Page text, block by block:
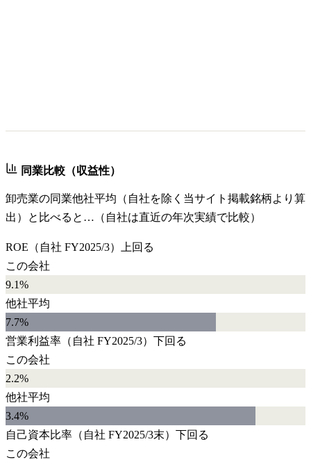
同業比較（収益性）
卸売業の同業他社平均（自社を除く当サイト掲載銘柄より算
出）と比べると…（自社は直近の年次実績で比較）
ROE （自社 FY2025/3）
上回る
この会社
9.1%
他社平均
7.7%
営業利益率 （自社 FY2025/3） 下回る
この会社
2.2%
他社平均
3.4%
自己資本比率 （自社 FY2025/3末） 下回る
この会社